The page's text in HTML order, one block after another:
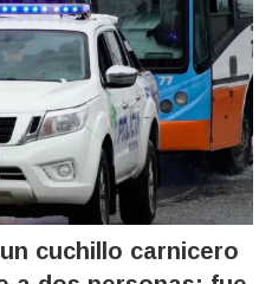
cuchillo carnicero